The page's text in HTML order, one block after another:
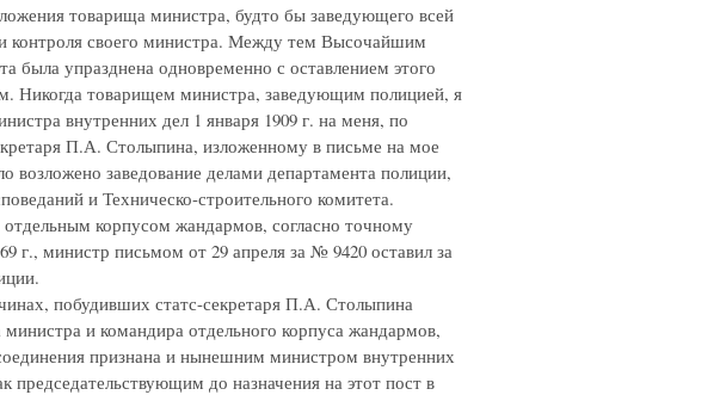
товарища министра, будто бы заведующего всей
контроля своего министра. Между тем Высочайшим
была упразднена одновременно с оставлением этого
Никогда товарищем министра, заведующим полицией, я
внутренних дел 1 января 1909 г. на меня, по
П.А. Столыпина, изложенному в письме на мое
возложено заведование делами департамента полиции,
и Техническо-строительного комитета.
корпусом жандармов, согласно точному
г., министр письмом от 29 апреля за № 9420 оставил за
побудивших статс-секретаря П.А. Столыпина
и командира отдельного корпуса жандармов,
признана и нынешним министром внутренних
до назначения на этот пост в